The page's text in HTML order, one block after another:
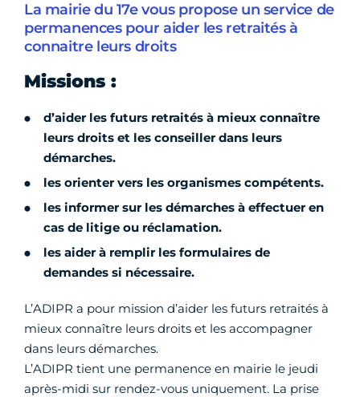
La mairie du 17e vous propose un service de
permanences pour aider les retraités à
connaitre leurs droits
Missions :
d’aider les futurs retraités à mieux connaître
leurs droits et les conseiller dans leurs
démarches.
les orienter vers les organismes compétents.
les informer sur les démarches à effectuer en
cas de litige ou réclamation.
les aider à remplir les formulaires de
demandes si nécessaire.
L’ADIPR a pour mission d’aider les futurs retraités à
mieux connaître leurs droits et les accompagner
dans leurs démarches.
L’ADIPR tient une permanence en mairie le jeudi
après-midi sur rendez-vous uniquement. La prise